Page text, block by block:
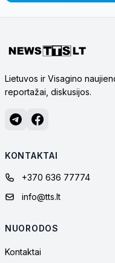
Lietuvos ir Visagino
reportažai, diskusijos.
KONTAKTAI
+370 636 77774
info@tts.lt
NUORODOS
Kontaktai